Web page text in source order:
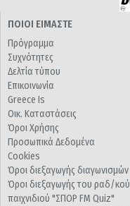
ΠΟΙΟΙ ΕΙΜΑΣΤΕ
Πρόγραμμα
Συχνότητες
Δελτία τύπου
Επικοινωνία
Greece Is
Οικ. Καταστάσεις
Όροι Χρήσης
Προσωπικά Δεδομένα
Cookies
Όροι διεξαγωγής διαγωνισμών
Όροι διεξαγωγής του ραδ/κού
παιχνιδιού "ΣΠΟΡ FM Quiz"